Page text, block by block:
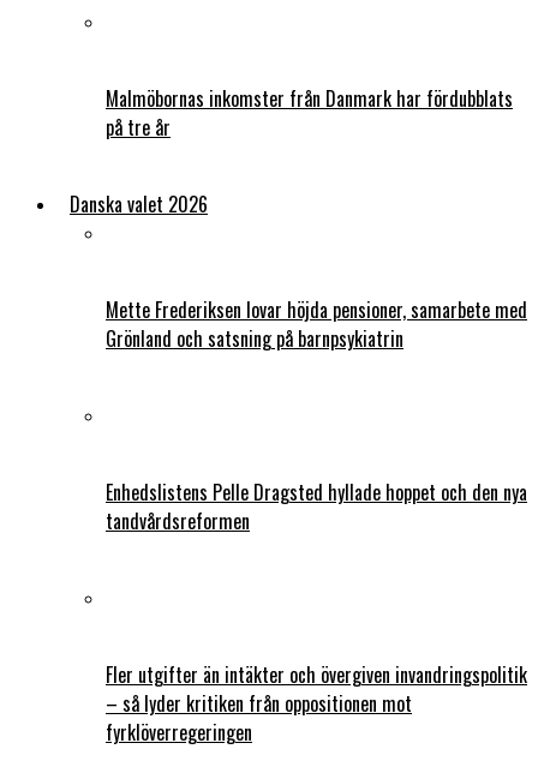
Malmöbornas inkomster från Danmark har fördubblats
på tre år
Danska valet 2026
Mette Frederiksen lovar höjda pensioner, samarbete med
Grönland och satsning på barnpsykiatrin
Enhedslistens Pelle Dragsted hyllade hoppet och den nya
tandvårdsreformen
Fler utgifter än intäkter och övergiven invandringspolitik
– så lyder kritiken från oppositionen mot
fyrklöverregeringen